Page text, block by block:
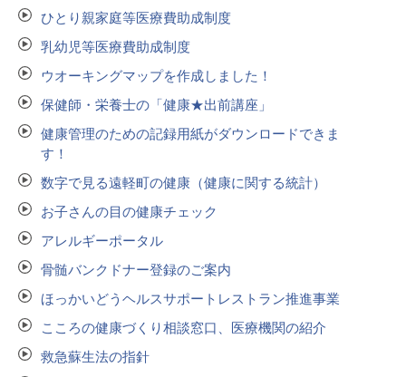
ひとり親家庭等医療費助成制度
乳幼児等医療費助成制度
ウオーキングマップを作成しました！
保健師・栄養士の「健康★出前講座」
健康管理のための記録用紙がダウンロードできま
す！
数字で見る遠軽町の健康（健康に関する統計）
お子さんの目の健康チェック
アレルギーポータル
骨髄バンクドナー登録のご案内
ほっかいどうヘルスサポートレストラン推進事業
こころの健康づくり相談窓口、医療機関の紹介
救急蘇生法の指針